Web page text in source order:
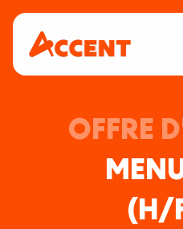
OFFRE
(H/